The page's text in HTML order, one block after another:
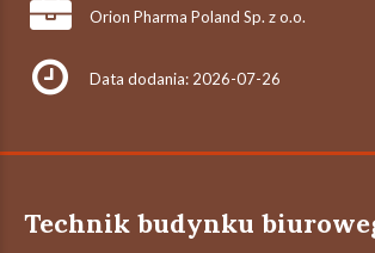
Orion Pharma Poland Sp. z o.o.
Data dodania: 2026-07-26
Technik budynku